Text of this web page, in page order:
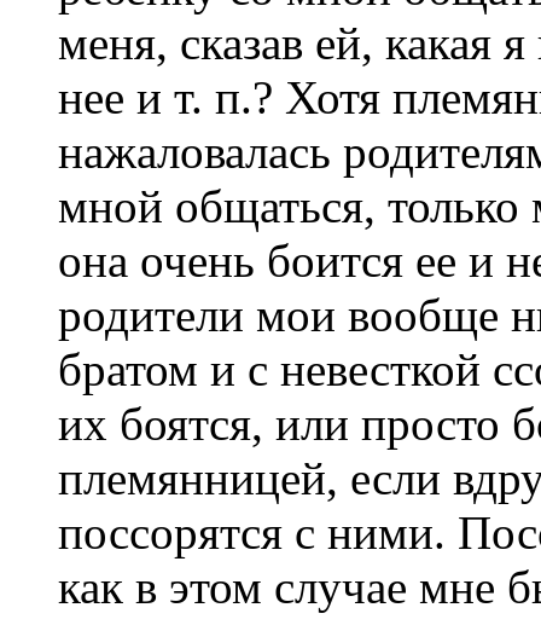
меня, сказав ей, какая
нее и т. п.? Хотя
нажаловалась
мной общаться, только
она очень боится ее и
родители мои вообще
братом и с невесткой
их боятся, или просто
племянницей, если
поссорятся с ними.
как в этом случае мне